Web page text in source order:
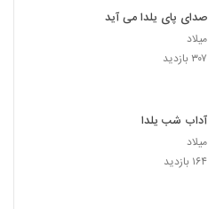
صدای پای یلدا می آید
میلاد
۳۰۷ بازدید
آداب شب یلدا
میلاد
۱۶۴ بازدید